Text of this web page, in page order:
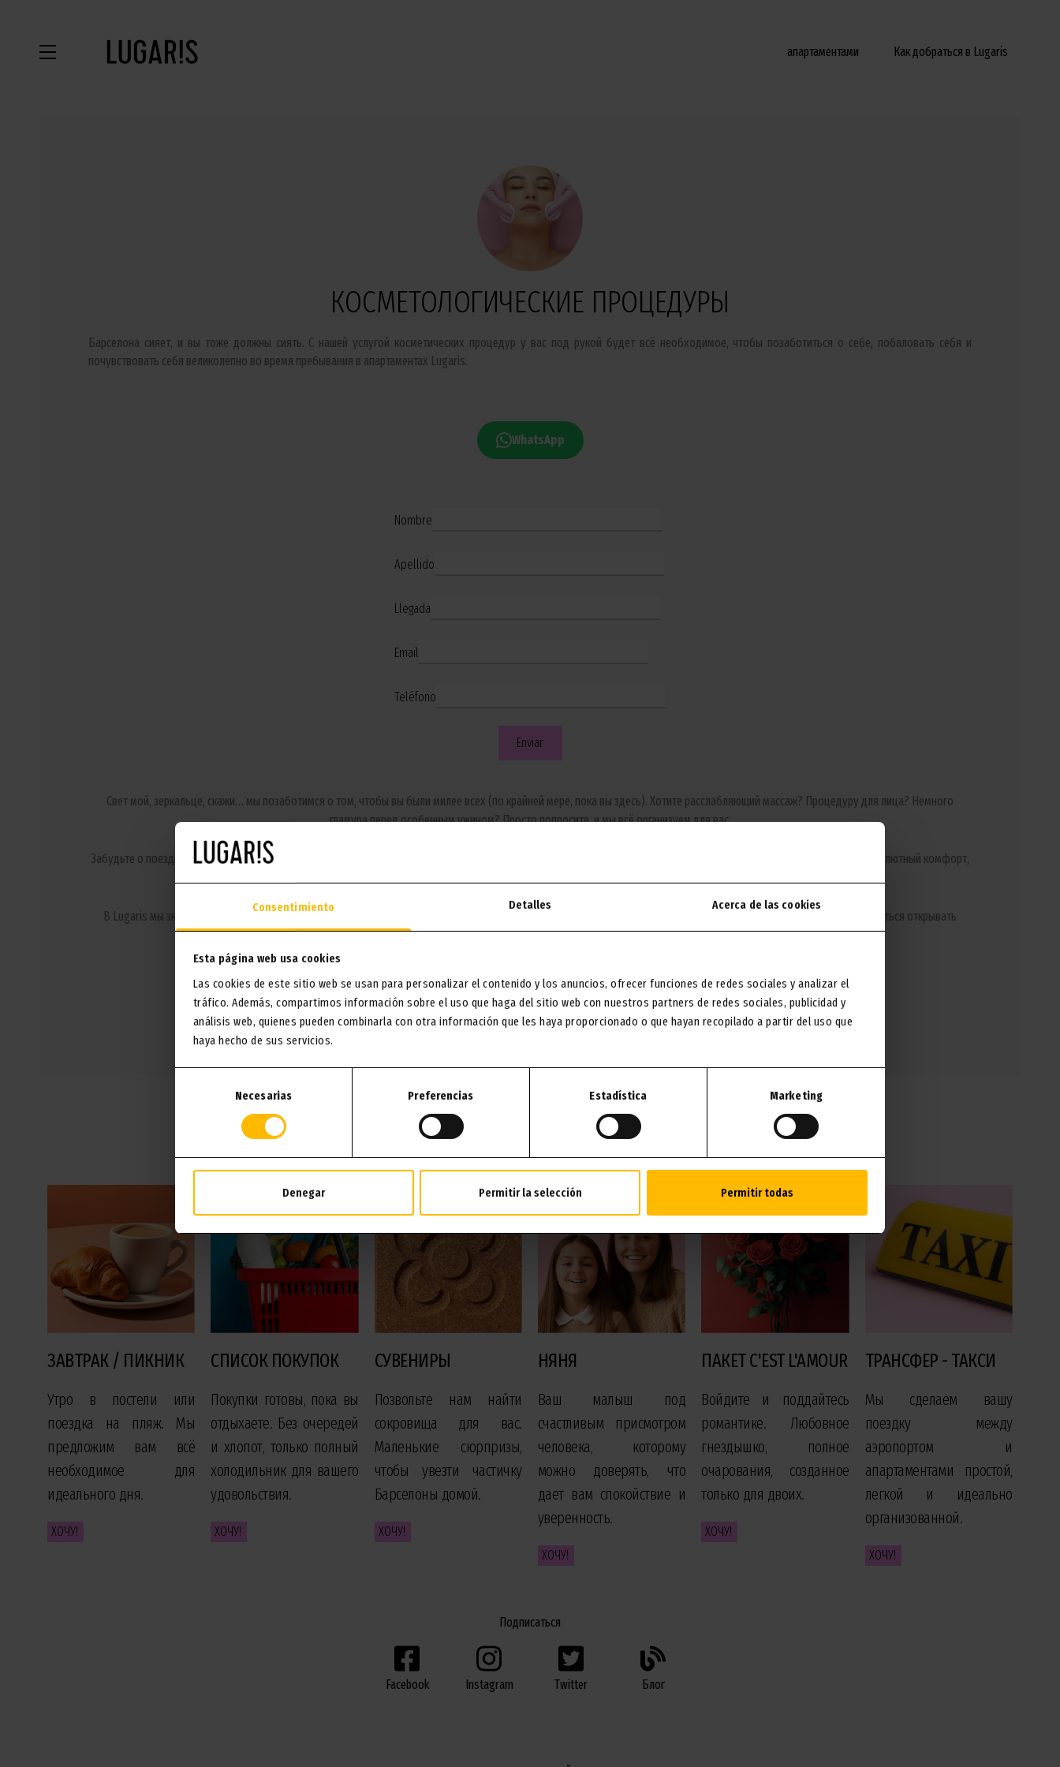
Consentimiento Detalles Acerca de las cookies
Esta página web usa cookies
Las cookies de este sitio web se usan para personalizar el contenido y los anuncios, ofrecer funciones de redes sociales y analizar el
tráfico. Además, compartimos información sobre el uso que haga del sitio web con nuestros partners de redes sociales, publicidad y
análisis web, quienes pueden combinarla con otra información que les haya proporcionado o que hayan recopilado a partir del uso que
haya hecho de sus servicios.
consentimiento
Necesarias Preferencias Estadística Marketing
Denegar Permitir la selección Permitir todas
апартаментами Как добраться в Lugaris
КОСМЕТОЛОГИЧЕСКИЕ ПРОЦЕДУРЫ
Барселона сияет, и вы тоже должны сиять. С нашей услугой косметических процедур у вас под рукой будет всё необходимое, чтобы позаботиться о себе, побаловать себя и
почувствовать себя великолепно во время пребывания в апартаментах Lugaris.
WhatsApp
Nombre
Apellido
Llegada
Email
Teléfono
Свет мой, зеркальце, скажи… мы позаботимся о том, чтобы вы были милее всех (по крайней мере, пока вы здесь). Хотите расслабляющий массаж? Процедуру для лица? Немного
гламура перед особенным ужином? Просто попросите, и мы всё организуем для вас.
Забудьте о поездках, ожиданиях и сложностях. Лучшие профессионалы приедут прямо к вам, чтобы вы могли насладиться красотой, не выходя из апартаментов. Абсолютный комфорт,
В Lugaris мы знаем, что путешествие — это еще и забота о себе, поэтому этот сервис создан для того, чтобы вы могли отключиться от забот, обновиться и отправиться открывать
Барселону в своем лучшем воплощении.
Другие услуги, которые могут вас заинтересовать
ЗАВТРАК / ПИКНИК
Утро в постели или
поездка на пляж. Мы
предложим вам всё
необходимое для
идеального дня.
ХОЧУ!
СПИСОК ПОКУПОК
Покупки готовы, пока вы
отдыхаете. Без очередей
и хлопот, только полный
холодильник для вашего
удовольствия.
ХОЧУ!
СУВЕНИРЫ
Позвольте нам найти
сокровища для вас.
Маленькие сюрпризы,
чтобы увезти частичку
Барселоны домой.
ХОЧУ!
НЯНЯ
Ваш малыш под
счастливым присмотром
человека, которому
можно доверять, что
дает вам спокойствие и
уверенность.
ХОЧУ!
ПАКЕТ C'EST L'AMOUR
Войдите и поддайтесь
романтике. Любовное
гнездышко, полное
очарования, созданное
только для двоих.
ХОЧУ!
ТРАНСФЕР - ТАКСИ
Мы сделаем вашу
поездку между
аэропортом и
апартаментами простой,
легкой и идеально
организованной.
ХОЧУ!
Подписаться
Facebook Instagram Twitter Блог